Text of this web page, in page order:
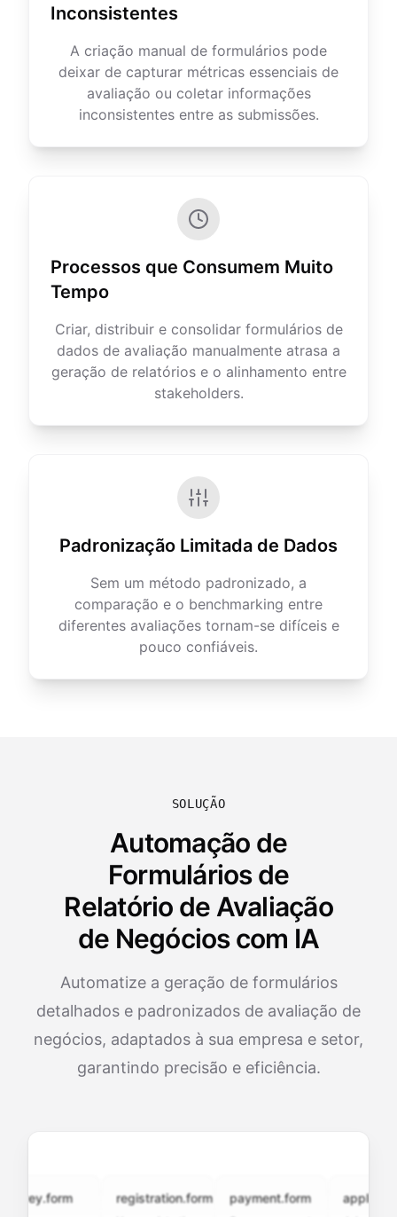
Inconsistentes
A criação manual de formulários pode
deixar de capturar métricas essenciais de
avaliação ou coletar informações
inconsistentes entre as submissões.
Processos que Consumem Muito
Tempo
Criar, distribuir e consolidar formulários de
dados de avaliação manualmente atrasa a
geração de relatórios e o alinhamento entre
stakeholders.
Padronização Limitada de Dados
Sem um método padronizado, a
comparação e o benchmarking entre
diferentes avaliações tornam-se difíceis e
pouco confiáveis.
SOLUÇÃO
Automação de
Formulários de
Relatório de Avaliação
de Negócios com IA
Automatize a geração de formulários
detalhados e padronizados de avaliação de
negócios, adaptados à sua empresa e setor,
garantindo precisão e eficiência.
registration.form payment.form